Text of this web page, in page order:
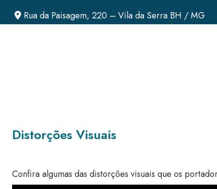
Rua da Paisagem, 220 – Vila da Serra BH / MG
Distorções Visuais
Confira algumas das distorções visuais que os